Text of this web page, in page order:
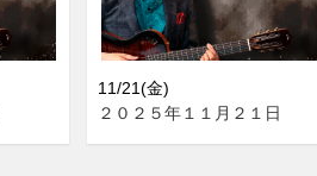
11/21(金)
２０２５年１１月２１日